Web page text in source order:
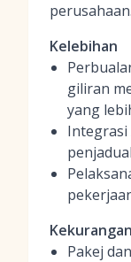
perusahaan.
Kelebihan
giliran
yang
Kekurangan
Pakej